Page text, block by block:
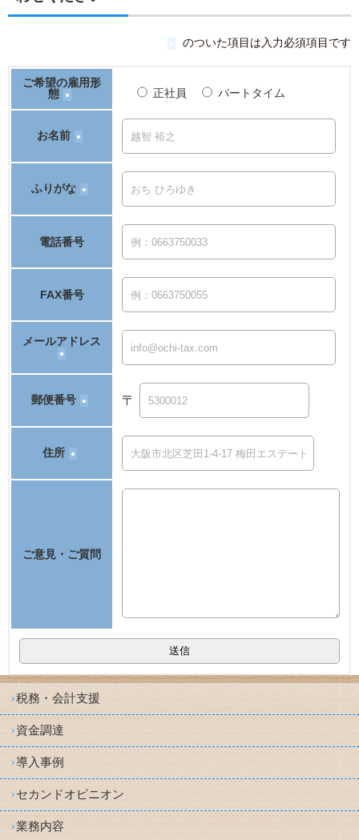
のついた項目は入力必須項目です
ご希望の雇用形
態
● 正社員 パートタイム
お名前 ●
ふりがな ●
電話番号
FAX番号
メールアドレス
●
郵便番号 ● 〒
住所 ●
ご意見・ご質問
税務・会計支援
資金調達
導入事例
セカンドオピニオン
業務内容